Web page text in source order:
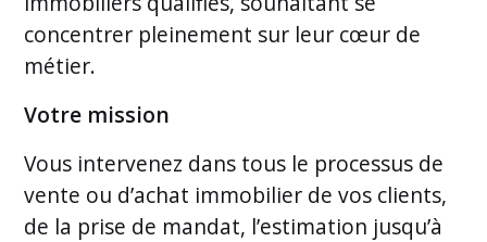
concentrer pleinement sur leur cœur de
métier.
Votre mission
Vous intervenez dans tous le processus de
vente ou d’achat immobilier de vos clients,
de la prise de mandat, l’estimation jusqu’à